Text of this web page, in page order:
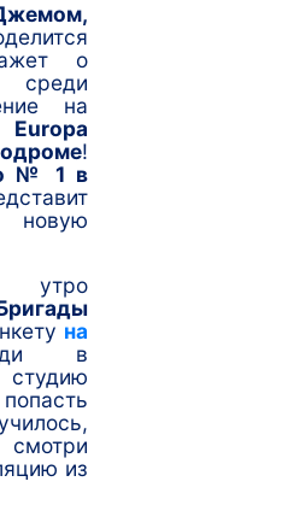
о
среди
на
Europa
!
№ 1 в
утро
на
в
из